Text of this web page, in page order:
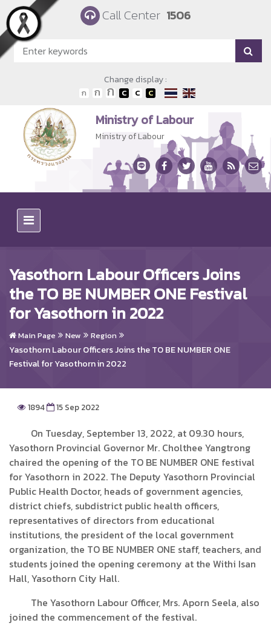
Skip to main content Call Center 1506
Change display :
Ministry of Labour
Ministry of Labour
Yasothorn Labour Officers Joins
the TO BE NUMBER ONE Festival
for Yasothorn in 2022
Main Page New Region
Yasothorn Labour Officers Joins the TO BE NUMBER ONE
Festival for Yasothorn in 2022
1894 15 Sep 2022
On Tuesday, September 13, 2022, at 09.30 hours,
Yasothorn Provincial Governor Mr. Cholthee Yangtrong
chaired the opening of the TO BE NUMBER ONE festival
for Yasothorn in 2022. The Deputy Yasothorn Provincial
Public Health Doctor, heads of government agencies,
district chiefs, subdistrict public health officers,
representatives of directors from educational
institutions, the president of the local government
organization, the TO BE NUMBER ONE staff, teachers, and
students joined the opening ceremony at the Withi Isan
Hall, Yasothorn City Hall.
The Yasothorn Labour Officer, Mrs. Aporn Seela, also
joined the commencement of the festival.